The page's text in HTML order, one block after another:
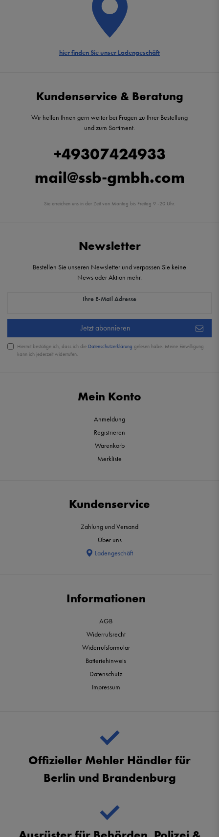
hier finden Sie unser Ladengeschäft
Kundenservice & Beratung
Wir helfen Ihnen gern weiter bei Fragen zu Ihrer Bestellung
und zum Sortiment.
+49307424933
mail@ssb-gmbh.com
Sie erreichen uns in der Zeit von Montag bis Freitag 9 -20 Uhr.
Mein Konto
Anmeldung
Registrieren
Warenkorb
Merkliste
Kundenservice
Zahlung und Versand
Über uns
Ladengeschäft
Informationen
AGB
Widerrufsrecht
Widerrufsformular
Batteriehinweis
Datenschutz
Impressum
Newsletter
Bestellen Sie unseren Newsletter und verpassen Sie keine
News oder Aktion mehr.
Ihre E-Mail Adresse
Newsletter Honig
Jetzt abonnieren
Hiermit bestätige ich, dass ich die Daten­schutz­erklärung gelesen habe. Meine Einwilligung
kann ich jederzeit widerrufen.
Offizieller Mehler Händler für
Berlin und Brandenburg